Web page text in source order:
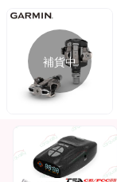
補貨中